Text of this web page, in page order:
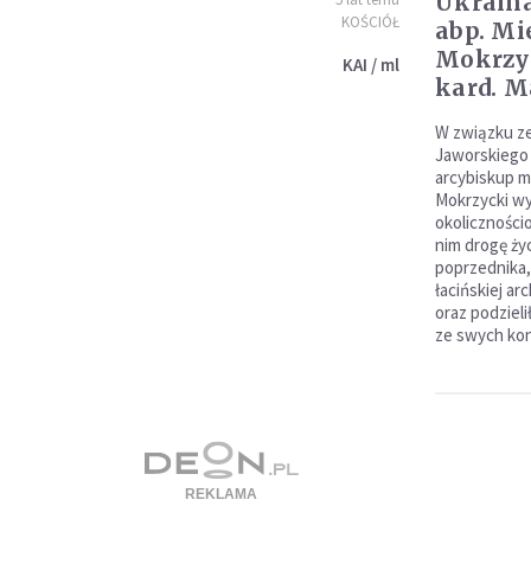
KOŚCIÓŁ
KAI / ml
abp.
kard.
W związku
arcybiskup
Mokrzycki
nim drogę
łacińskiej
oraz
ze swych